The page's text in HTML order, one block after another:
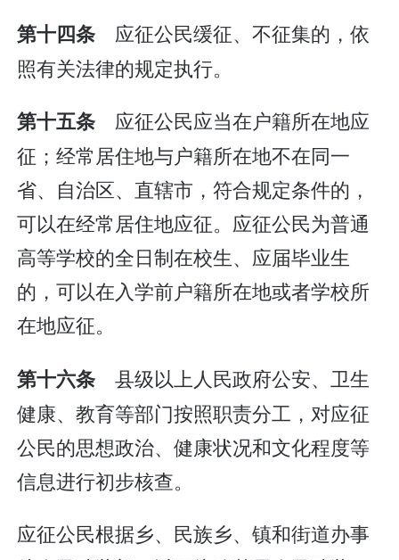
第十四条 应征公民缓征、不征集的，依
照有关法律的规定执行。
第十五条 应征公民应当在户籍所在地应
征；经常居住地与户籍所在地不在同一
省、自治区、直辖市，符合规定条件的，
可以在经常居住地应征。应征公民为普通
高等学校的全日制在校生、应届毕业生
的，可以在入学前户籍所在地或者学校所
在地应征。
第十六条 县级以上人民政府公安、卫生
健康、教育等部门按照职责分工，对应征
公民的思想政治、健康状况和文化程度等
信息进行初步核查。
应征公民根据乡、民族乡、镇和街道办事